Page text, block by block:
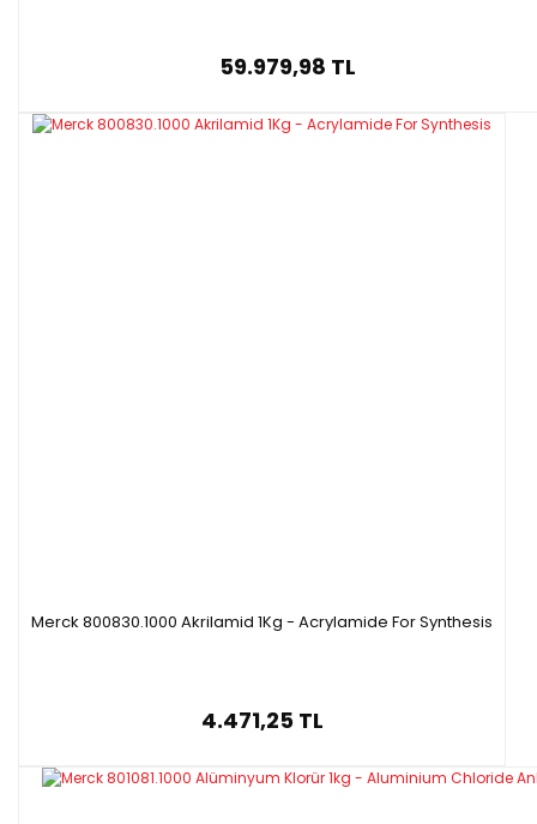
59.979,98 TL
Merck 800830.1000 Akrilamid 1Kg - Acrylamide For Synthesis
4.471,25 TL